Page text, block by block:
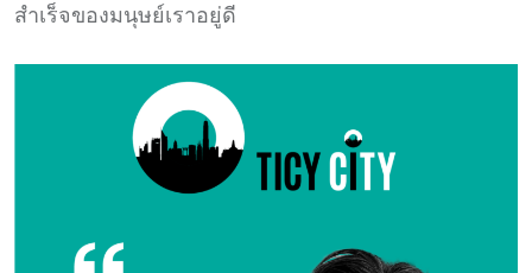
สำเร็จของมนุษย์เราอยู่ดี